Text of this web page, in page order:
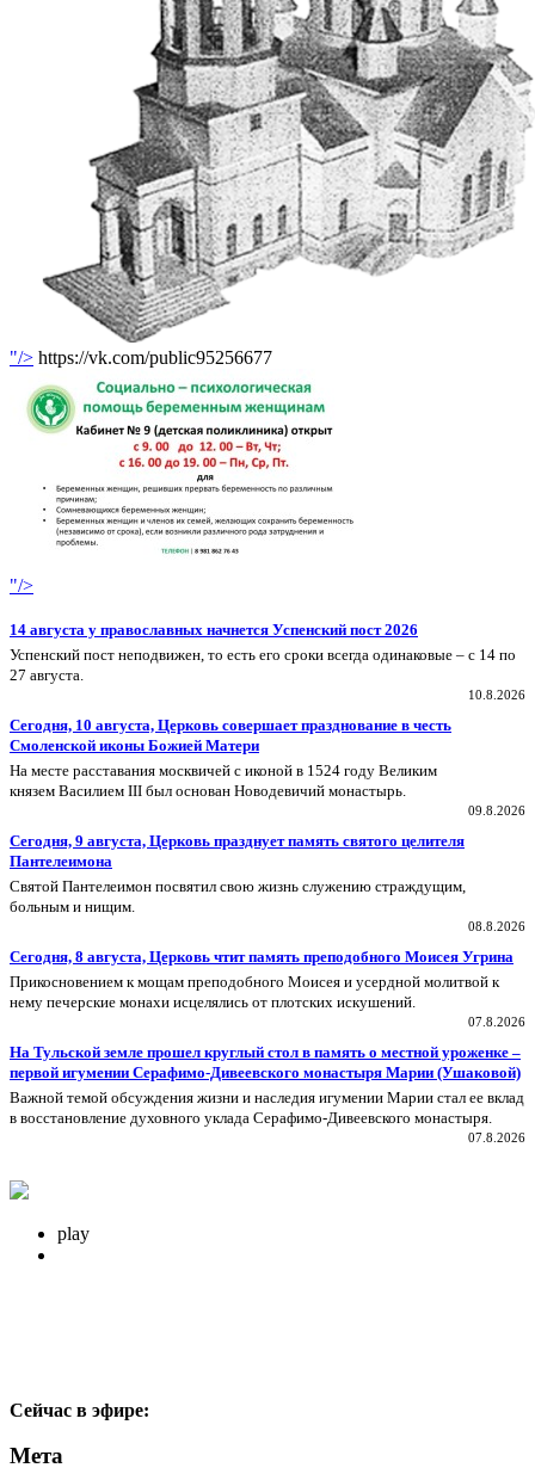
"/> https://vk.com/public95256677
"/>
14 августа у православных начнется Успенский пост 2026
Успенский пост неподвижен, то есть его сроки всегда одинаковые – с 14 по
27 августа.
10.8.2026
Сегодня, 10 августа, Церковь совершает празднование в честь
Смоленской иконы Божией Матери
На месте расставания москвичей с иконой в 1524 году Великим
князем Василием III был основан Новодевичий монастырь.
09.8.2026
Сегодня, 9 августа, Церковь празднует память святого целителя
Пантелеимона
Святой Пантелеимон посвятил свою жизнь служению страждущим,
больным и нищим.
08.8.2026
Сегодня, 8 августа, Церковь чтит память преподобного Моисея Угрина
Прикосновением к мощам преподобного Моисея и усердной молитвой к
нему печерские монахи исцелялись от плотских искушений.
07.8.2026
На Тульской земле прошел круглый стол в память о местной уроженке –
первой игумении Серафимо-Дивеевского монастыря Марии (Ушаковой)
Важной темой обсуждения жизни и наследия игумении Марии стал ее вклад
в восстановление духовного уклада Серафимо‑Дивеевского монастыря.
07.8.2026
play
Сейчас в эфире:
Мета